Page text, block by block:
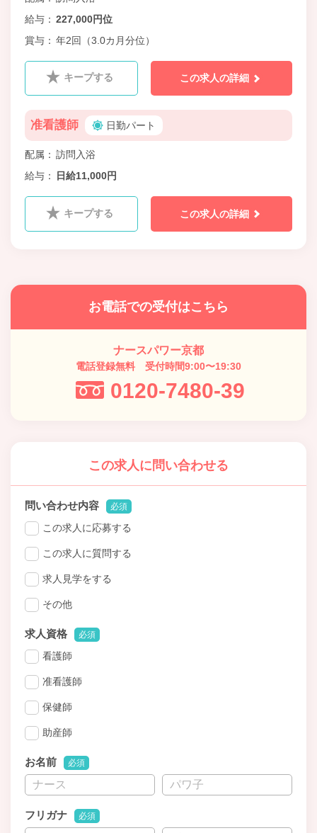
給与
227,000円位
賞与
年2回（3.0カ月分位）
キープする この求人の詳細
准看護師 日勤パート
配属
訪問入浴
給与
日給11,000円
キープする この求人の詳細
お電話での受付はこちら
ナースパワー京都
電話登録無料 受付時間9:00〜19:30
0120-7480-39
この求人に問い合わせる
問い合わせ内容 必須
この求人に応募する
この求人に質問する
求人見学をする
その他
求人資格 必須
看護師
准看護師
保健師
助産師
お名前 必須
フリガナ 必須